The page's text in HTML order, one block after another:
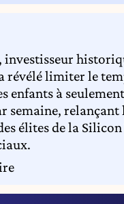
investisseur
révélé limiter le
enfants à
semaine, relançant
élites de la